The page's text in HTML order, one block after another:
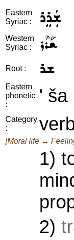
Eastern
Syriac :
ܫܲܪܸܪ
Western
Syriac :
ܫܰܪܶܪ
Root : ܫܪ
Eastern
phonetic
:
' ša
Category
:
[Moral life →
1)
2)